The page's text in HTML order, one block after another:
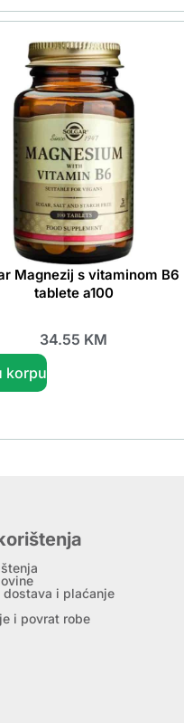
Magnezij s vitaminom B6
tablete a100
34.55 KM
korpu
dostava i plaćanje
i povrat robe